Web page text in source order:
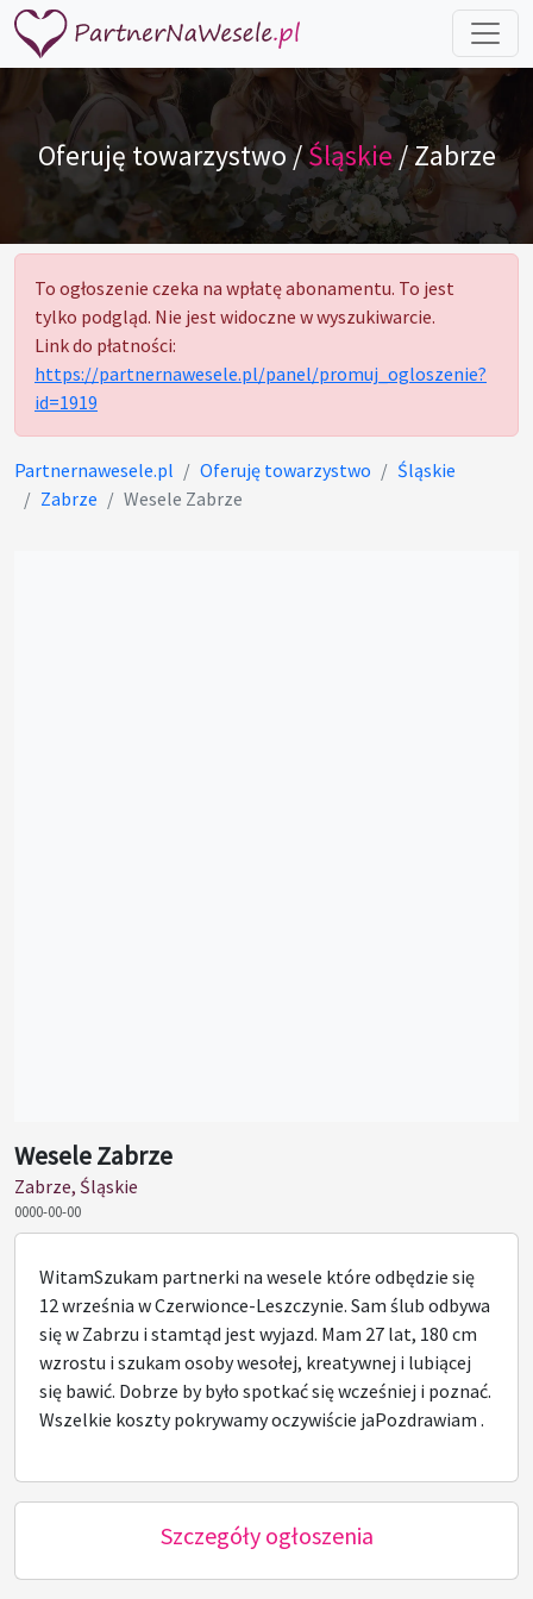
Oferuję towarzystwo /Śląskie/ Zabrze
To ogłoszenie czeka na wpłatę abonamentu. To jest
tylko podgląd. Nie jest widoczne w wyszukiwarcie.
Link do płatności:
https://partnernawesele.pl/panel/promuj_ogloszenie?
id=1919
Partnernawesele.pl Oferuję towarzystwo
Śląskie
Zabrze
Wesele Zabrze
Wesele Zabrze
Zabrze, Śląskie
0000-00-00
WitamSzukam partnerki na wesele które odbędzie się
12 września w Czerwionce-Leszczynie. Sam ślub odbywa
się w Zabrzu i stamtąd jest wyjazd. Mam 27 lat, 180 cm
wzrostu i szukam osoby wesołej, kreatywnej i lubiącej
się bawić. Dobrze by było spotkać się wcześniej i poznać.
Wszelkie koszty pokrywamy oczywiście jaPozdrawiam .
Szczegóły ogłoszenia